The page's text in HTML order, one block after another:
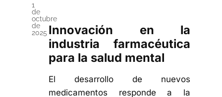
1
de
octubre
de
2025 Innovación en la
industria farmacéutica
para la salud mental
El desarrollo de nuevos
medicamentos responde a la